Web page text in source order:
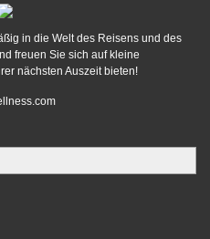
in die Welt des Reisens und des
freuen Sie sich auf kleine
nächsten Auszeit bieten!